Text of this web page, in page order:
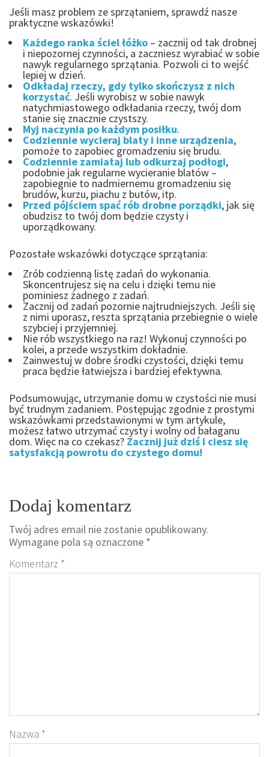
Jeśli masz problem ze sprzątaniem, sprawdź nasze
praktyczne wskazówki!
Każdego ranka ściel łóżko – zacznij od tak drobnej
i niepozornej czynności, a zaczniesz wyrabiać w sobie
nawyk regularnego sprzątania. Pozwoli ci to wejść
lepiej w dzień.
Odkładaj rzeczy, gdy tylko skończysz z nich
korzystać. Jeśli wyrobisz w sobie nawyk
natychmiastowego odkładania rzeczy, twój dom
stanie się znacznie czystszy.
Myj naczynia po każdym posiłku.
Codziennie wycieraj blaty i inne urządzenia,
pomoże to zapobiec gromadzeniu się brudu.
Codziennie zamiataj lub odkurzaj podłogi,
podobnie jak regularne wycieranie blatów –
zapobiegnie to nadmiernemu gromadzeniu się
brudów, kurzu, piachu z butów, itp.
Przed pójściem spać rób drobne porządki, jak się
obudzisz to twój dom będzie czysty i
uporządkowany.
Pozostałe wskazówki dotyczące sprzątania:
Zrób codzienną listę zadań do wykonania.
Skoncentrujesz się na celu i dzięki temu nie
pominiesz żadnego z zadań.
Zacznij od zadań pozornie najtrudniejszych. Jeśli się
z nimi uporasz, reszta sprzątania przebiegnie o wiele
szybciej i przyjemniej.
Nie rób wszystkiego na raz! Wykonuj czynności po
kolei, a przede wszystkim dokładnie.
Zainwestuj w dobre środki czystości, dzięki temu
praca będzie łatwiejsza i bardziej efektywna.
Podsumowując, utrzymanie domu w czystości nie musi
być trudnym zadaniem. Postępując zgodnie z prostymi
wskazówkami przedstawionymi w tym artykule,
możesz łatwo utrzymać czysty i wolny od bałaganu
dom. Więc na co czekasz? Zacznij już dziś i ciesz się
satysfakcją powrotu do czystego domu!
Dodaj komentarz
Twój adres email nie zostanie opublikowany.
Wymagane pola są oznaczone *
Komentarz *
Nazwa *